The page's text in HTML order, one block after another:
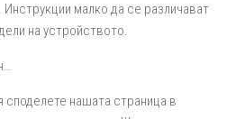
. Инструкции малко да се различават
на устройството.
споделете нашата страница в